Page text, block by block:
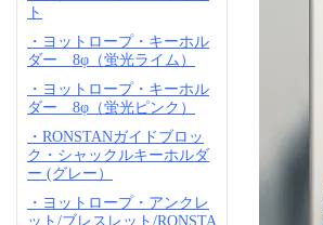
ト
・ヨットロープ・キーホル
ダー 8φ（蛍光ライム）
・ヨットロープ・キーホル
ダー 8φ（蛍光ピンク）
・RONSTANガイドブロッ
ク・シャックルキーホルダ
ー (グレー）
・ヨットロープ・アンクレ
ット/ブレスレット/RONSTA